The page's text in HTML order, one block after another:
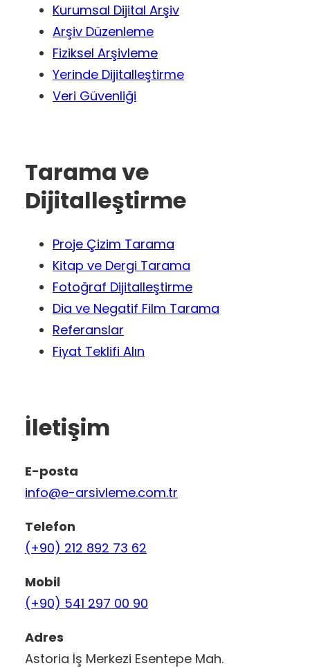
Kurumsal Dijital Arşiv
Arşiv Düzenleme
Fiziksel Arşivleme
Yerinde Dijitalleştirme
Veri Güvenliği
Tarama ve
Dijitalleştirme
Proje Çizim Tarama
Kitap ve Dergi Tarama
Fotoğraf Dijitalleştirme
Dia ve Negatif Film Tarama
Referanslar
Fiyat Teklifi Alın
İletişim
E-posta
info@e-arsivleme.com.tr
Telefon
(+90) 212 892 73 62
Mobil
(+90) 541 297 00 90
Adres
Astoria İş Merkezi Esentepe Mah.